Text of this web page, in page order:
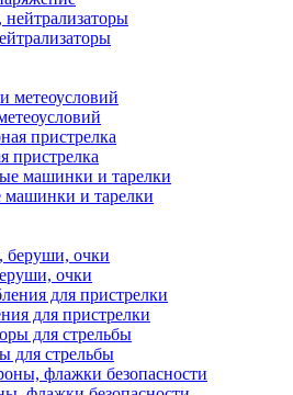
пристрелка
машинки и тарелки
очки
для пристрелки
для стрельбы